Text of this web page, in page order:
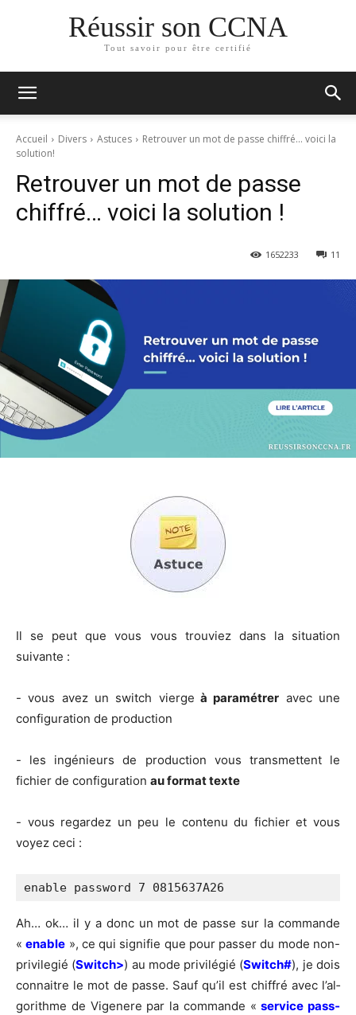
Réussir son CCNA
Tout savoir pour être certifié
Accueil Divers Astuces
Retrouver un mot de passe chiffré... voici la
solution!
Retrouver un mot de passe
chiffré… voici la solution !
11
1652233
Il se peut que vous vous trou­viez dans la situa­tion
suivante :
- vous avez un switch vierge à para­mé­trer avec une
confi­gu­ra­tion de production
- les ingé­nieurs de pro­duc­tion vous trans­mettent le
fichier de confi­gu­ra­tion au for­mat texte
- vous regar­dez un peu le conte­nu du fichier et vous
voyez ceci :
enable password 7 0815637A26
Ah… ok… il y a donc un mot de passe sur la com­mande
«enable », ce qui signi­fie que pour pas­ser du mode non-
pri­vi­le­gié (Switch>) au mode pri­vi­lé­gié (Switch#), je dois
connaitre le mot de passe. Sauf qu’il est chif­fré avec l’al­
go­rithme de Vige­nere par la com­mande «ser­vice pass­